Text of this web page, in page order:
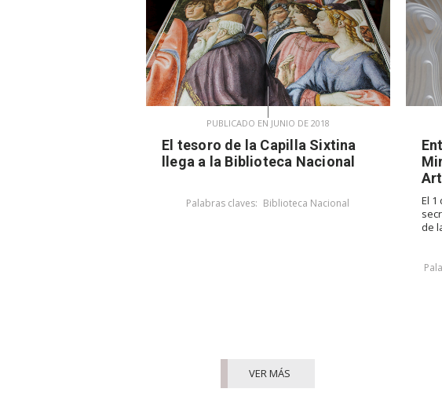
PUBLICADO EN JUNIO DE 2018
El tesoro de la Capilla Sixtina
llega a la Biblioteca Nacional
Palabras claves: Biblioteca Nacional
VER MÁS
El
de